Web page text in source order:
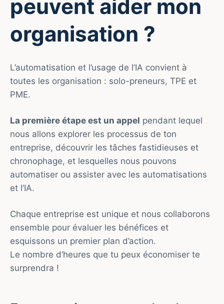
peuvent aider mon
organisation ?
L’automatisation et l’usage de l’IA convient à
toutes les organisation : solo-preneurs, TPE et
PME.
La première étape est un appel pendant lequel
nous allons explorer les processus de ton
entreprise, découvrir les tâches fastidieuses et
chronophage, et lesquelles nous pouvons
automatiser ou assister avec les automatisations
et l’IA.
Chaque entreprise est unique et nous collaborons
ensemble pour évaluer les bénéfices et
esquissons un premier plan d’action.
Le nombre d’heures que tu peux économiser te
surprendra !